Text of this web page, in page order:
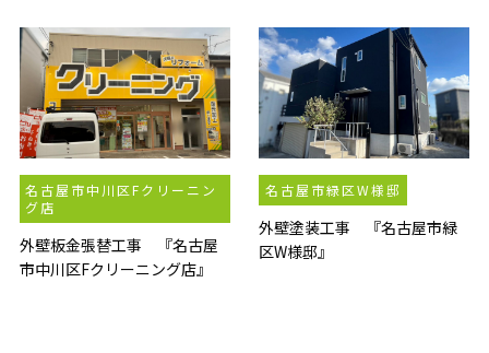
名古屋市中川区Fクリーニン
グ店
外壁板金張替工事 『名古屋
市中川区Fクリーニング店』
名古屋市緑区W様邸
外壁塗装工事 『名古屋市緑
区W様邸』